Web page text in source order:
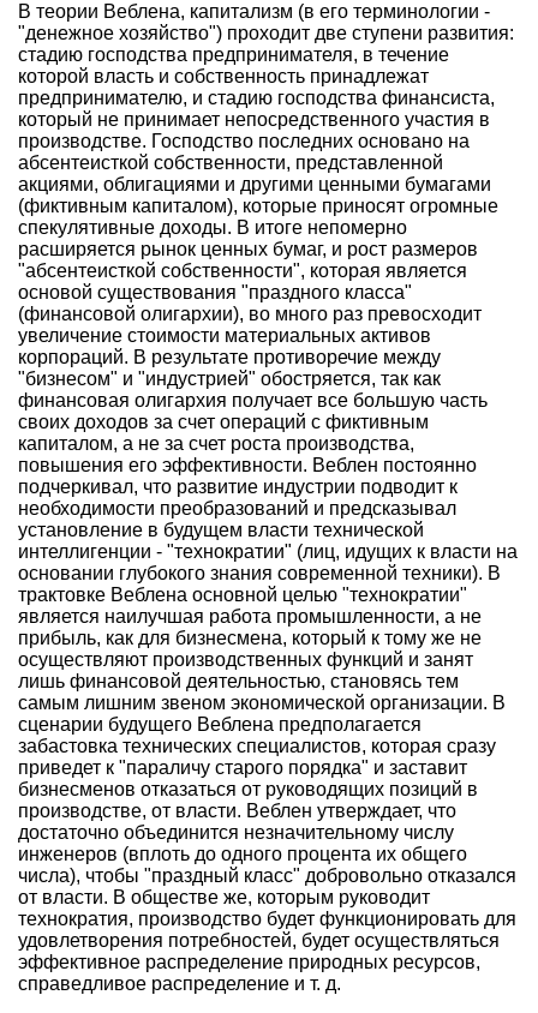
В теории Веблена, капитализм (в его терминологии -
"денежное хозяйство") проходит две ступени развития:
стадию господства предпринимателя, в течение
которой власть и собственность принадлежат
предпринимателю, и стадию господства финансиста,
который не принимает непосредственного участия в
производстве. Господство последних основано на
абсентеисткой собственности, представленной
акциями, облигациями и другими ценными бумагами
(фиктивным капиталом), которые приносят огромные
спекулятивные доходы. В итоге непомерно
расширяется рынок ценных бумаг, и рост размеров
"абсентеисткой собственности", которая является
основой существования "праздного класса"
(финансовой олигархии), во много раз превосходит
увеличение стоимости материальных активов
корпораций. В результате противоречие между
"бизнесом" и "индустрией" обостряется, так как
финансовая олигархия получает все большую часть
своих доходов за счет операций с фиктивным
капиталом, а не за счет роста производства,
повышения его эффективности. Веблен постоянно
подчеркивал, что развитие индустрии подводит к
необходимости преобразований и предсказывал
установление в будущем власти технической
интеллигенции - "технократии" (лиц, идущих к власти на
основании глубокого знания современной техники). В
трактовке Веблена основной целью "технократии"
является наилучшая работа промышленности, а не
прибыль, как для бизнесмена, который к тому же не
осуществляют производственных функций и занят
лишь финансовой деятельностью, становясь тем
самым лишним звеном экономической организации. В
сценарии будущего Веблена предполагается
забастовка технических специалистов, которая сразу
приведет к "параличу старого порядка" и заставит
бизнесменов отказаться от руководящих позиций в
производстве, от власти. Веблен утверждает, что
достаточно объединится незначительному числу
инженеров (вплоть до одного процента их общего
числа), чтобы "праздный класс" добровольно отказался
от власти. В обществе же, которым руководит
технократия, производство будет функционировать для
удовлетворения потребностей, будет осуществляться
эффективное распределение природных ресурсов,
справедливое распределение и т. д.